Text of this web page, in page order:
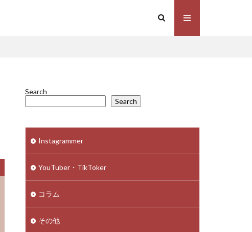
Search
Search
Instagrammer
YouTuber・TikToker
コラム
その他